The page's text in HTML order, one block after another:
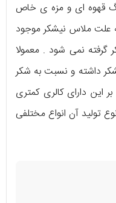
قهوه ای و مزه ی خاص
ملاس نیشکر موجود
نمی شود . معمولا
ملاس نیشکر داشته و نسبت به شکر
این دارای کالری کمتری
تولید آن انواع مختلفی